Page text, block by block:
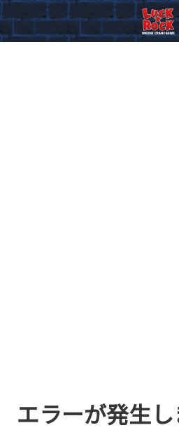
エラーが発生